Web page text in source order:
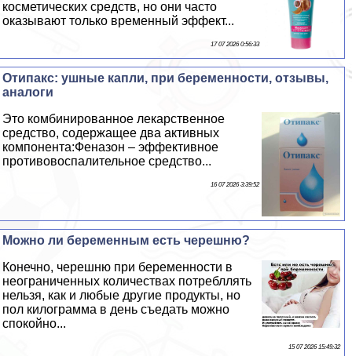
косметических средств, но они часто
оказывают только временный эффект...
17 07 2026 0:56:33
Отипакс: ушные капли, при беременности, отзывы,
аналоги
Это комбинированное лекарственное
средство, содержащее два активных
компонента:Феназон – эффективное
противовоспалительное средство...
16 07 2026 3:39:52
Можно ли беременным есть черешню?
Конечно, черешню при беременности в
неограниченных количествах потрeбллять
нельзя, как и любые другие продукты, но
пол килограмма в день съедать можно
спокойно...
15 07 2026 15:49:32